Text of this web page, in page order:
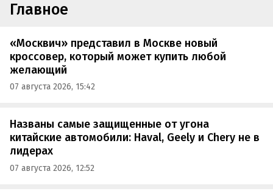
Главное
«Москвич» представил в Москве новый
кроссовер, который может купить любой
желающий
07 августа 2026, 15:42
Названы самые защищенные от угона
китайские автомобили: Haval, Geely и Chery не в
лидерах
07 августа 2026, 12:52